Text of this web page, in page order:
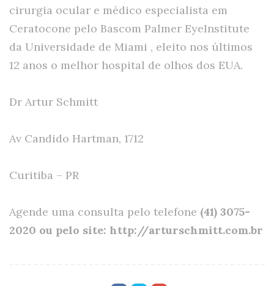
cirurgia ocular e médico especialista em
Ceratocone pelo Bascom Palmer EyeInstitute
da Universidade de Miami , eleito nos últimos
12 anos o melhor hospital de olhos dos EUA.
Dr Artur Schmitt
Av Candido Hartman, 1712
Curitiba – PR
Agende uma consulta pelo telefone (41) 3075-
2020 ou pelo site: http://arturschmitt.com.br